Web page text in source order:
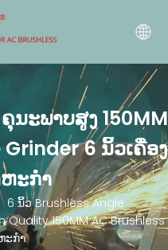
ນະພາບສູງ 150MM
6 ນິ້ວເຄື່ອງ
ະກໍາ
6 ນິ້ວ Brushless Angle
Quality 150MM AC Brushless
ະກໍາ